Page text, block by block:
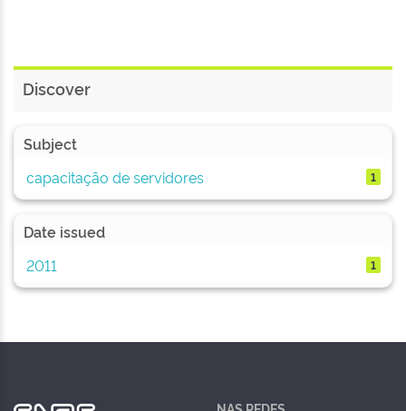
Discover
Subject
capacitação de servidores
1
Date issued
2011
1